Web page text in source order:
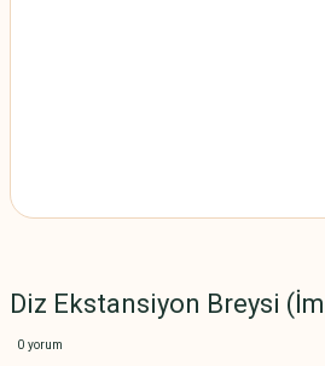
Diz Ekstansiyon Breysi
0 yorum